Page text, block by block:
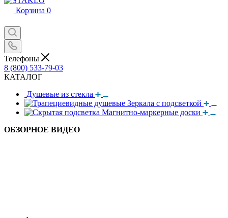
Корзина 0
Телефоны
8 (800) 533-79-03
КАТАЛОГ
Душевые из стекла
Зеркала с подсветкой
Магнитно-маркерные доски
ОБЗОРНОЕ ВИДЕО